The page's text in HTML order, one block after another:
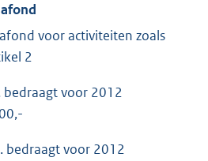
voor activiteiten zoals
2
bedraagt voor 2012
bedraagt voor 2012